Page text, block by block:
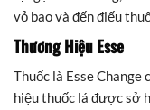
vỏ bao và đến điếu
Thương Hiệu Esse
Thuốc là Esse
hiệu thuốc lá được sở